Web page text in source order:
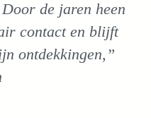
de jaren heen
contact en blijft
ontdekkingen,”